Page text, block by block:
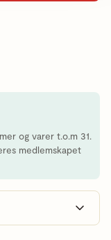
og varer t.o.m 31.
medlemskapet